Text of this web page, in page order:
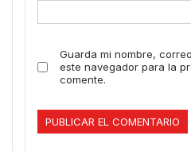
Guarda mi nombre,
este navegador para la
comente.